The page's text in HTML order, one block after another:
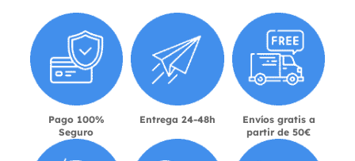
Pago 100%
Seguro
Entrega 24-48h
Envíos gratis a
partir de 50€